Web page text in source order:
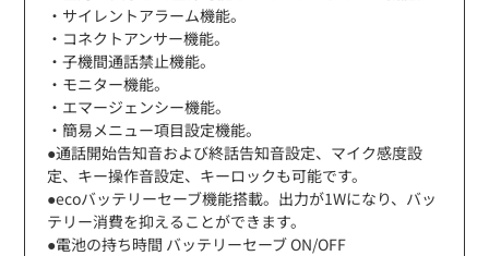
・サイレントアラーム機能。
・コネクトアンサー機能。
・子機間通話禁止機能。
・モニター機能。
・エマージェンシー機能。
・簡易メニュー項目設定機能。
●通話開始告知音および終話告知音設定、マイク感度設
定、キー操作音設定、キーロックも可能です。
●ecoバッテリーセーブ機能搭載。出力が1Wになり、バッ
テリー消費を抑えることができます。
●電池の持ち時間 バッテリーセーブ ON/OFF